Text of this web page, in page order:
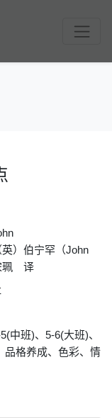
）伯宁罕（John
珮 译
中班)、5-6(大班)、
品格养成、色彩、情